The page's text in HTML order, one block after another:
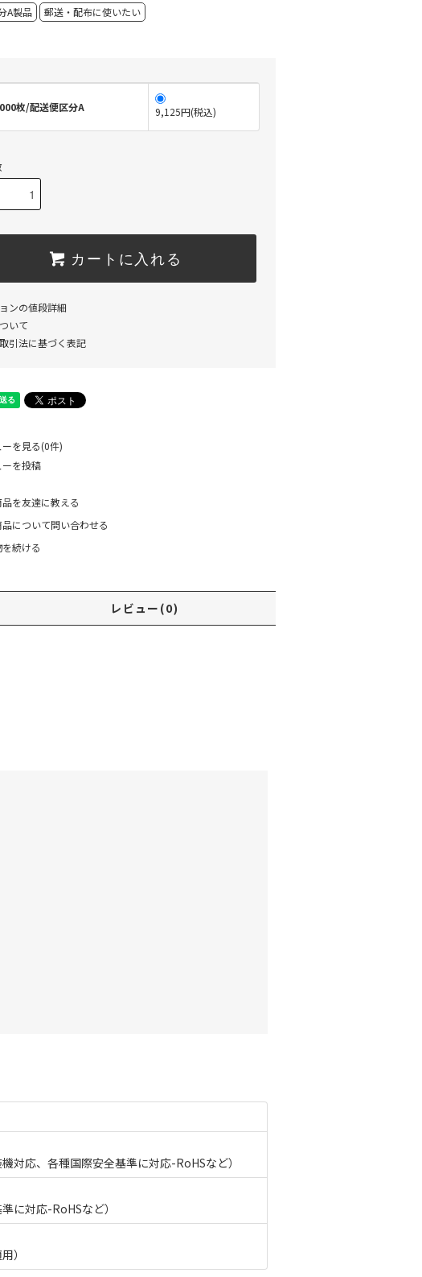
A製品 郵送・配布に使いたい
枚/配送便区分A 9,125円(税込)
カートに入れる
ンの値段詳細
いて
引法に基づく表記
ーを見る(0件)
ーを投稿
品を友達に教える
品について問い合わせる
続ける
レビュー(0)
対応、各種国際安全基準に対応-RoHSなど）
に対応-RoHSなど）
）